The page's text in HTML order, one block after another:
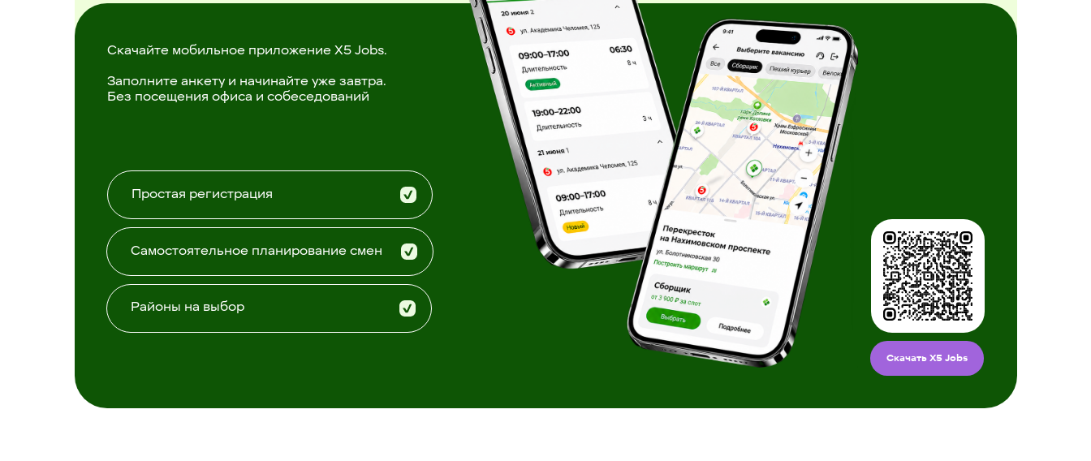
Скачать X5 Jobs
Районы на выбор
Самостоятельное планирование смен
Простая регистрация
Скачайте мобильное приложение X5 Jobs.
Заполните анкету и начинайте уже завтра.
Без посещения офиса и собеседований